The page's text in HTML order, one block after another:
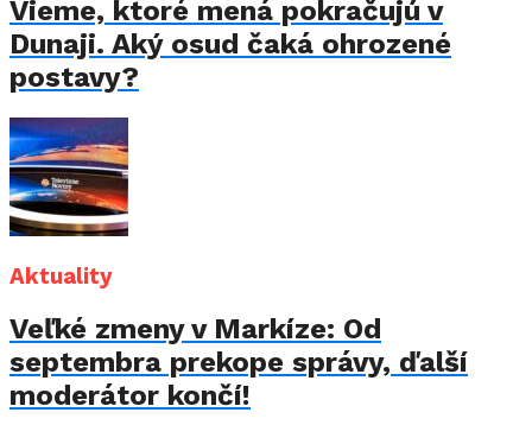
Vieme, ktoré mená pokračujú v
Dunaji. Aký osud čaká ohrozené
postavy?
Aktuality
Veľké zmeny v Markíze: Od
septembra prekope správy, ďalší
moderátor končí!